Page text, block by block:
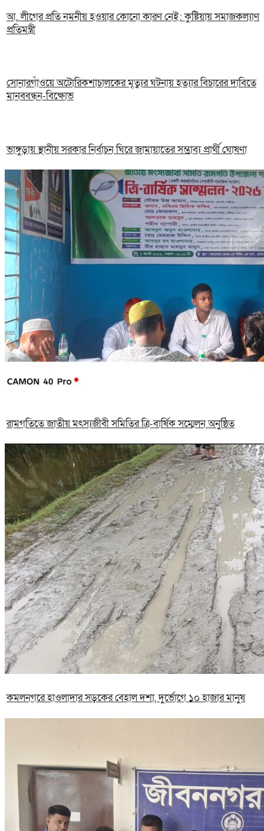
আ. লীগের প্রতি নমনীয় হওয়ার কোনো কারণ নেই: কুষ্টিয়ায় সমাজকল্যাণ
প্রতিমন্ত্রী
সোনারগাঁওয়ে অটোরিকশাচালকের মৃত্যুর ঘটনায় হত্যার বিচারের দাবিতে
মানববন্ধন-বিক্ষোভ
ভাঙ্গুড়ায় স্থানীয় সরকার নির্বাচন ঘিরে জামায়াতের সম্ভাব্য প্রার্থী ঘোষণা
রামগতিতে জাতীয় মৎস্যজীবী সমিতির ত্রি-বার্ষিক সম্মেলন অনুষ্ঠিত
কমলনগরে হাওলাদার সড়কের বেহাল দশা, দুর্ভোগে ১০ হাজার মানুষ